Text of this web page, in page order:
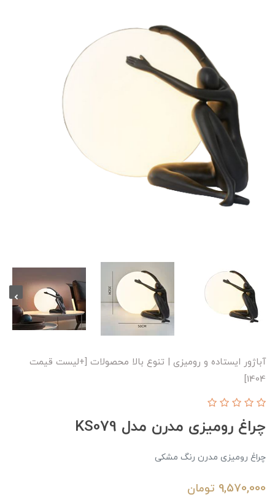
آباژور ایستاده و رومیزی | تنوع بالا محصولات [+لیست قیمت
1404]
چراغ رومیزی مدرن مدل KS079
چراغ رومیزی مدرن رنگ مشکی
9,570,000 تومان